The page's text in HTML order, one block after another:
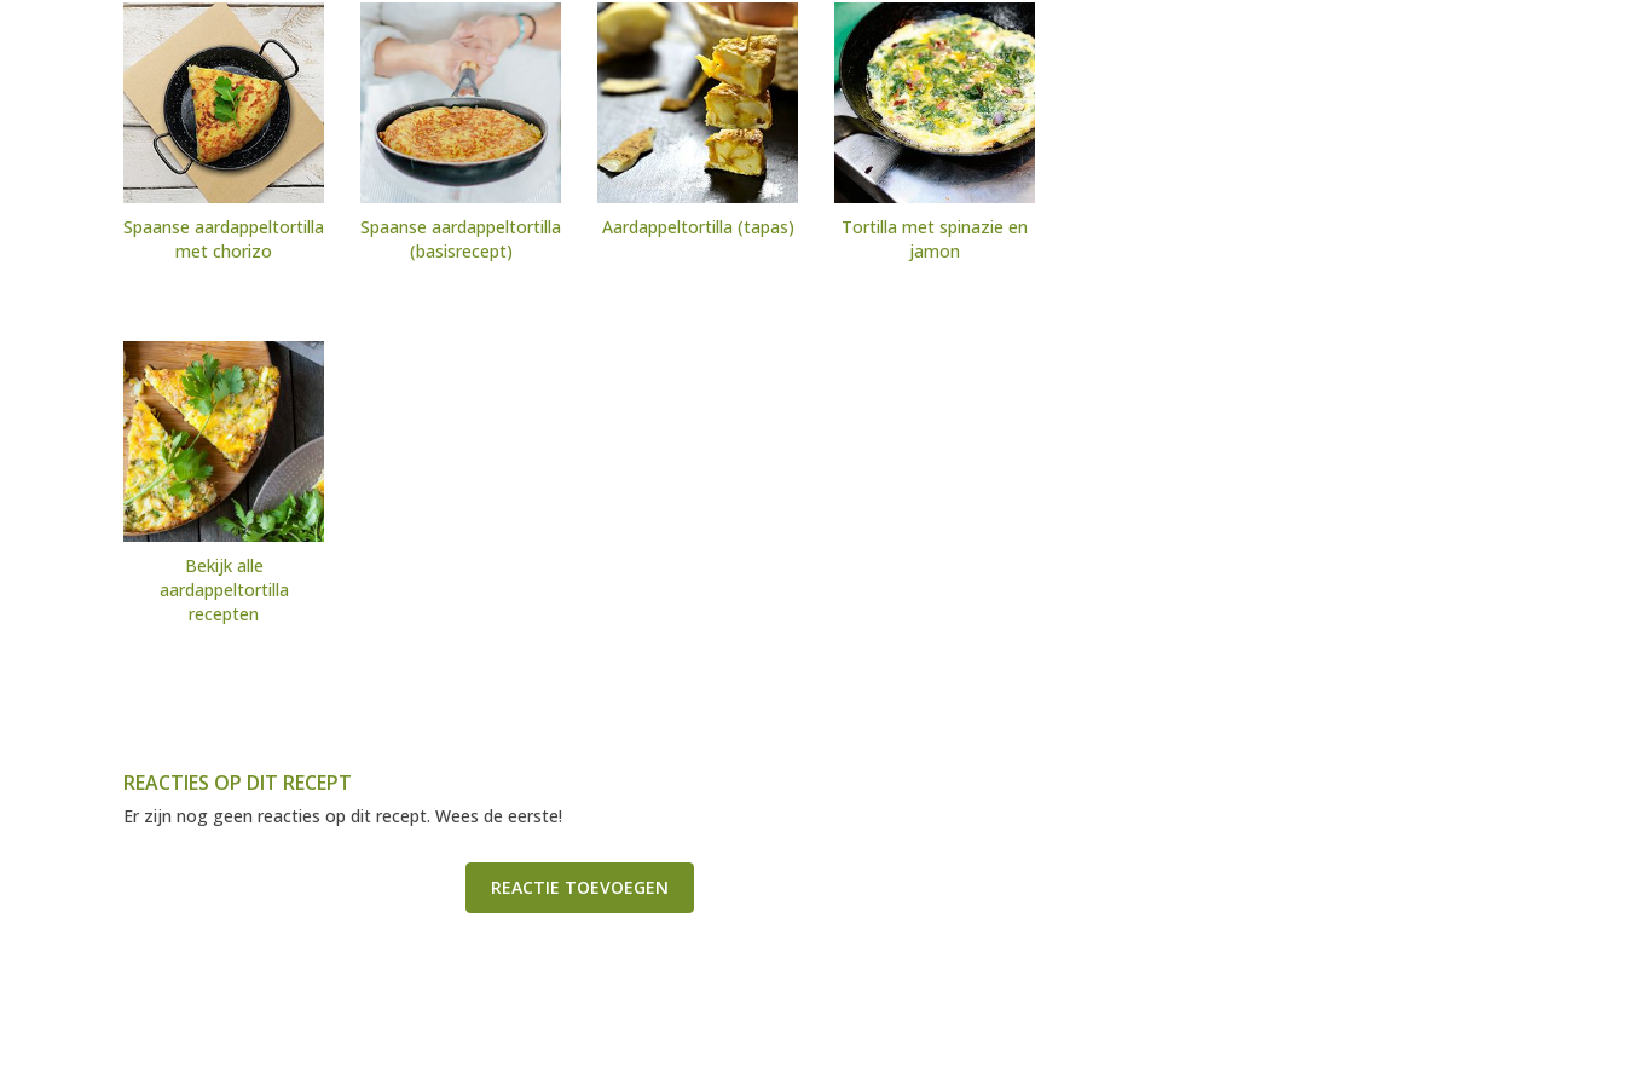
Spaanse aardappeltortilla
met chorizo
Spaanse aardappeltortilla
(basisrecept)
Aardappeltortilla (tapas)
Tortilla met spinazie en
jamon
Bekijk alle
aardappeltortilla
recepten
REACTIES OP DIT RECEPT
Er zijn nog geen reacties op dit recept. Wees de eerste!
REACTIE TOEVOEGEN